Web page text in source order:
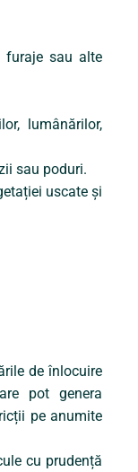
furaje sau alte
lumânărilor,
sau poduri.
uscate și
de înlocuire
pot genera
pe anumite
cu prudență